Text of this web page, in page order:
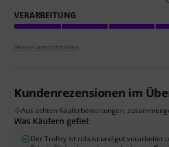
VERARBEITUNG
Bewertungsrichtlinien
Kundenrezensionen im
Aus echten Käuferbewertungen,
Was Käufern gefiel:
Der Trolley ist robust und gut verarbeitet